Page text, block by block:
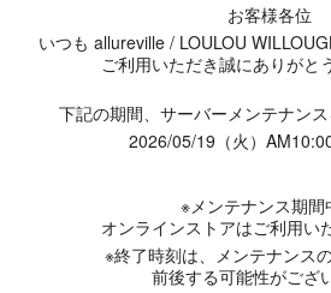
お客様各位
いつも allureville / LOULOU
ご利用いただき誠にありがと
下記の期間、サーバーメンテナンス
2026/05/19（火）
※メンテナンス期間
オンラインストアはご利用い
※終了時刻は、メンテナンス
前後する可能性がござ